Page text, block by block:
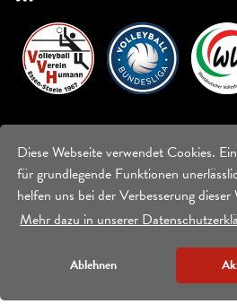
Diese Webseite verwendet Cookies.
für grundlegende Funktionen
helfen uns bei der Verbesserung dieser
Mehr dazu in unserer
Ablehnen